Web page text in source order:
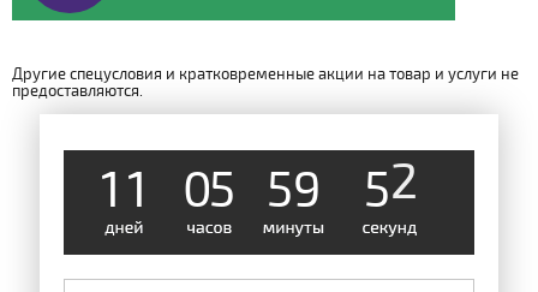
Другие спецусловия и кратковременные акции на товар и услуги не
предоставляются.
1 1 05 59 52